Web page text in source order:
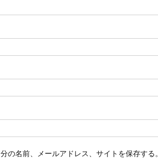
の名前、メールアドレス、サイトを保存する。